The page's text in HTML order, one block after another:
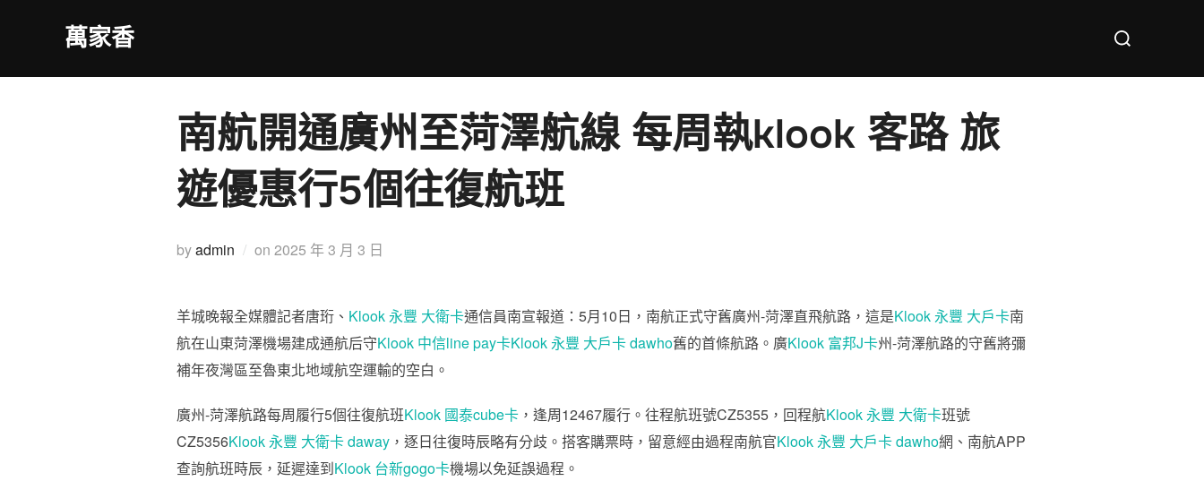
萬家香
Search
for:
南航開通廣州至菏澤航線 每周執klook 客路 旅
遊優惠行5個往復航班
byadmin on Posted
2025 年 3 月 3 日
羊城晚報全媒體記者唐珩、 Klook 永豐 大衛卡通信員南宣報道：5月10日，南航正式守舊廣州-菏澤直飛航路，這是Klook 永豐 大戶卡南
航在山東菏澤機場建成通航后守Klook 中信line pay卡Klook 永豐 大戶卡 dawho舊的首條航路。廣Klook 富邦J卡州-菏澤航路的守舊將彌
補年夜灣區至魯東北地域航空運輸的空白。
廣州-菏澤航路每周履行5個往復航班Klook 國泰cube卡 ，逢周12467履行。往程航班號CZ5355，回程航Klook 永豐 大衛卡班號
CZ5356Klook 永豐 大衛卡 daway ，逐日往復時辰略有分歧。搭客購票時，留意經由過程南航官Klook 永豐 大戶卡 dawho網、南航APP
查詢航班時辰，延遲達到Klook 台新gogo卡機場以免延誤過程。